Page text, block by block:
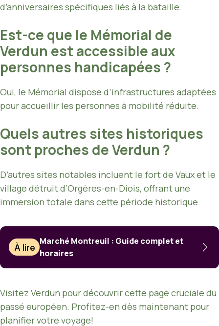
d’anniversaires spécifiques liés à la bataille.
Est-ce que le Mémorial de
Verdun est accessible aux
personnes handicapées ?
Oui, le Mémorial dispose d’infrastructures adaptées
pour accueillir les personnes à mobilité réduite.
Quels autres sites historiques
sont proches de Verdun ?
D’autres sites notables incluent le fort de Vaux et le
village détruit d’Orgères-en-Diois, offrant une
immersion totale dans cette période historique.
À lire
Marché Montreuil : Guide complet et
horaires
Visitez Verdun pour découvrir cette page cruciale du
passé européen. Profitez-en dès maintenant pour
planifier votre voyage!